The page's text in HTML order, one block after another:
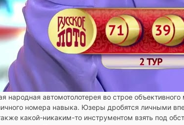
народная автомотолотерея во строе
номера навыка. Юзеры дробятся личными
какой-никаким-то инструментом взять под